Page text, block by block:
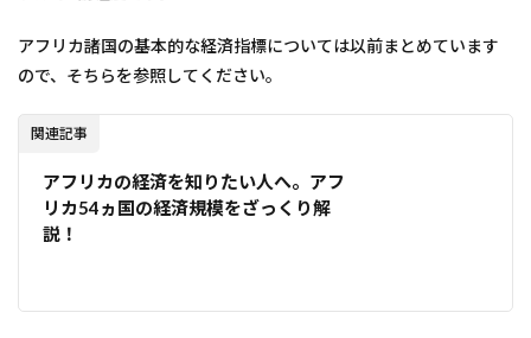
アフリカ諸国の基本的な経済指標については以前まとめています
ので、そちらを参照してください。
関連記事
アフリカの経済を知りたい人へ。アフ
リカ54ヵ国の経済規模をざっくり解
説！